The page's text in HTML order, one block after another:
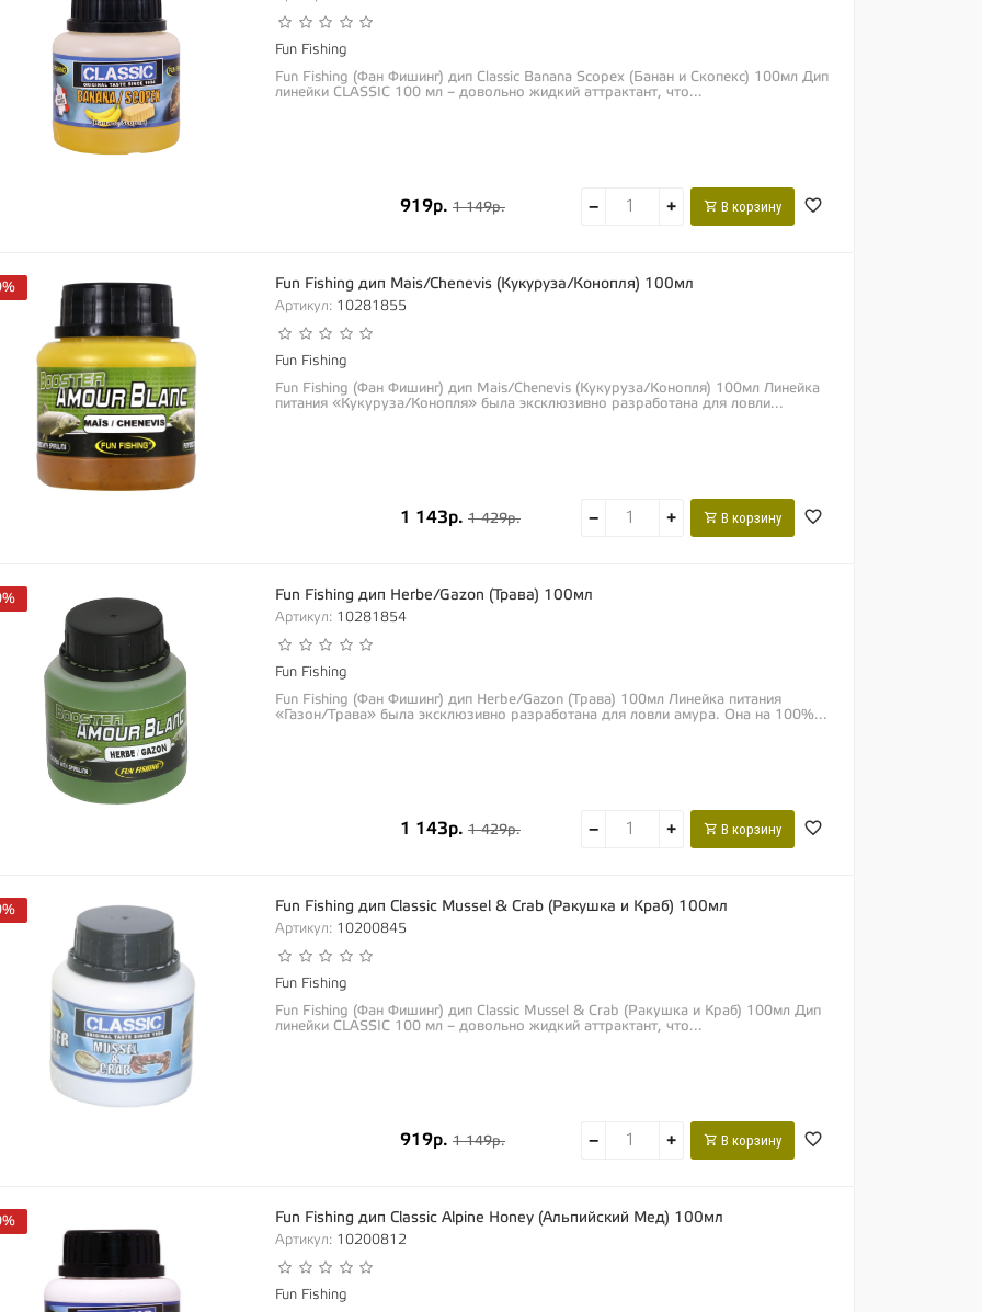
Fun Fishing
Fun Fishing (Фан Фишинг) дип Classic Banana Scopex (Банан и Скопекс) 100мл Дип
линейки CLASSIC 100 мл – довольно жидкий аттрактант, что...
919р. 1 149р. − + В корзину
Fun Fishing дип Mais/Chenevis (Кукуруза/Конопля) 100мл
Артикул: 10281855
Fun Fishing
Fun Fishing (Фан Фишинг) дип Mais/Chenevis (Кукуруза/Конопля) 100мл Линейка
питания «Кукуруза/Конопля» была эксклюзивно разработана для ловли...
1 143р. 1 429р. − + В корзину
Fun Fishing дип Herbe/Gazon (Трава) 100мл
Артикул: 10281854
Fun Fishing
Fun Fishing (Фан Фишинг) дип Herbe/Gazon (Трава) 100мл Линейка питания
«Газон/Трава» была эксклюзивно разработана для ловли амура. Она на 100%...
1 143р. 1 429р. − + В корзину
Fun Fishing дип Classic Mussel & Crab (Ракушка и Краб) 100мл
Артикул: 10200845
Fun Fishing
Fun Fishing (Фан Фишинг) дип Classic Mussel & Crab (Ракушка и Краб) 100мл Дип
линейки CLASSIC 100 мл – довольно жидкий аттрактант, что...
919р. 1 149р. − + В корзину
Fun Fishing дип Classic Alpine Honey (Альпийский Мед) 100мл
Артикул: 10200812
Fun Fishing